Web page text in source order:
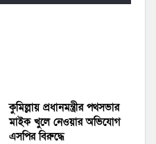
কুমিল্লায় প্রধানমন্ত্রীর পথসভার
মাইক খুলে নেওয়ার অভিযোগ
এসপির বিরুদ্ধে